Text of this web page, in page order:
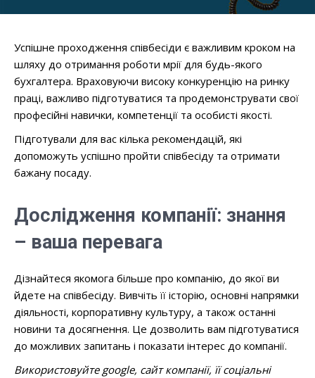
Успішне проходження співбесіди є важливим кроком на
шляху до отримання роботи мрії для будь-якого
бухгалтера. Враховуючи високу конкуренцію на ринку
праці, важливо підготуватися та продемонструвати свої
професійні навички, компетенції та особисті якості.
Підготували для вас кілька рекомендацій, які
допоможуть успішно пройти співбесіду та отримати
бажану посаду.
Дослідження компанії: знання
– ваша перевага
Дізнайтеся якомога більше про компанію, до якої ви
йдете на співбесіду. Вивчіть її історію, основні напрямки
діяльності, корпоративну культуру, а також останні
новини та досягнення. Це дозволить вам підготуватися
до можливих запитань і показати інтерес до компанії.
Використовуйте google, сайт компанії, її соціальні